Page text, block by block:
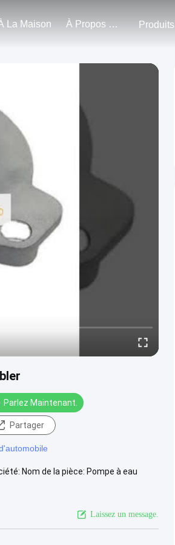
La Maison À Propos De Nous Produits
Parlez Maintenant.
Partager
Nom de la pièce: Pompe à eau
Laissez un message.